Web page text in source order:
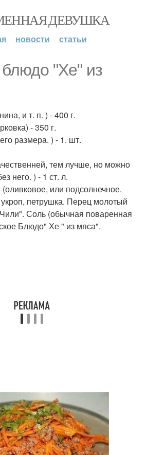
ДЕВУШКА
новости статьи
"Хе" из
и т. п. ) - 400 г.
- 350 г.
размера. ) - 1. шт.
тем лучше, но можно
него. ) - 1 ст. л.
или подсолнечное.
петрушка. Перец молотый
Соль (обычная поваренная
Блюдо" Хе " из мяса".